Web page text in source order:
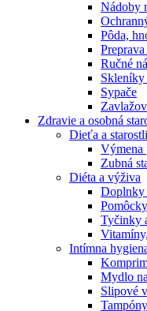
Nádoby
Pôda,
Ručné
Skleníky
Sypače
Zdravie a osobná
Dieťa a
Výmena
Zubná
Diéta a výživa
Doplnky
Tyčinky
Intímna
Mydlo
Slipové
Tampóny